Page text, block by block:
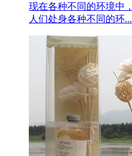
现在各种不同的环境中
人们处身各种不同的环...